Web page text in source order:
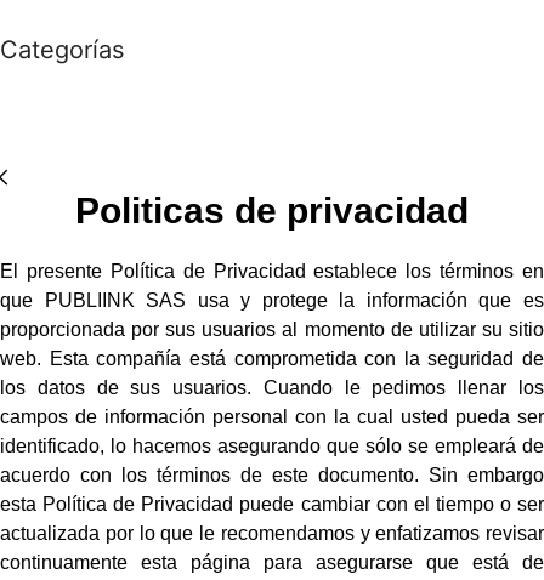
Categorías
Politicas de privacidad
El presente Política de Privacidad establece los términos en
que PUBLIINK SAS usa y protege la información que es
proporcionada por sus usuarios al momento de utilizar su sitio
web. Esta compañía está comprometida con la seguridad de
los datos de sus usuarios. Cuando le pedimos llenar los
campos de información personal con la cual usted pueda ser
identificado, lo hacemos asegurando que sólo se empleará de
acuerdo con los términos de este documento. Sin embargo
esta Política de Privacidad puede cambiar con el tiempo o ser
actualizada por lo que le recomendamos y enfatizamos revisar
continuamente esta página para asegurarse que está de